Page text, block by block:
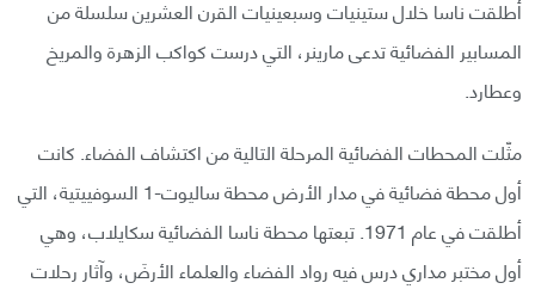
أطلقت ناسا خلال ستينيات وسبعينيات القرن العشرين سلسلة من
المسابير الفضائية تدعى مارينر، التي درست كواكب الزهرة والمريخ
وعطارد.
مثّلت المحطات الفضائية المرحلة التالية من اكتشاف الفضاء. كانت
أول محطة فضائية في مدار الأرض محطة ساليوت-1 السوفييتية، التي
أطلقت في عام 1971. تبعتها محطة ناسا الفضائية سكايلاب، وهي
أول مختبر مداري درس فيه رواد الفضاء والعلماء الأرضَ، وآثار رحلات